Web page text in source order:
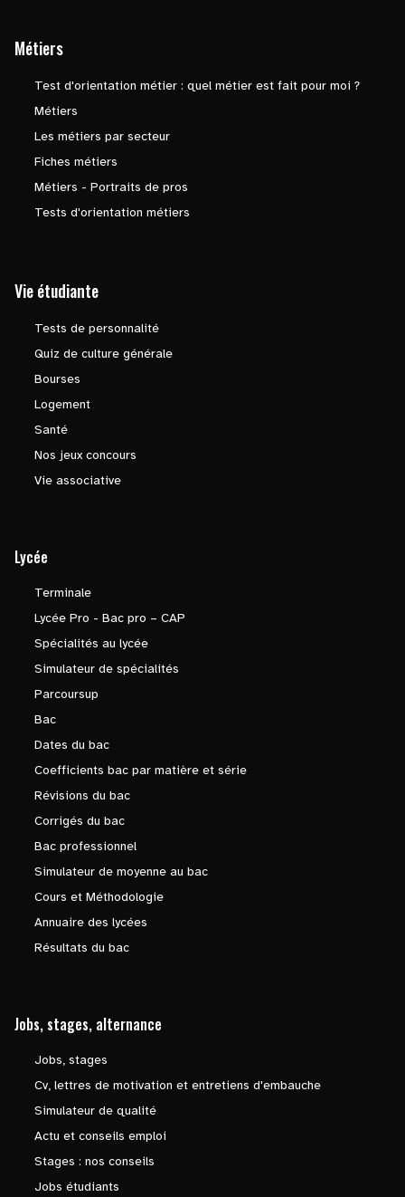
Métiers
Test d'orientation métier : quel métier est fait pour moi ?
Métiers
Les métiers par secteur
Fiches métiers
Métiers - Portraits de pros
Tests d'orientation métiers
Vie étudiante
Tests de personnalité
Quiz de culture générale
Bourses
Logement
Santé
Nos jeux concours
Vie associative
Lycée
Terminale
Lycée Pro - Bac pro – CAP
Spécialités au lycée
Simulateur de spécialités
Parcoursup
Bac
Dates du bac
Coefficients bac par matière et série
Révisions du bac
Corrigés du bac
Bac professionnel
Simulateur de moyenne au bac
Cours et Méthodologie
Annuaire des lycées
Résultats du bac
Jobs, stages, alternance
Jobs, stages
Cv, lettres de motivation et entretiens d'embauche
Simulateur de qualité
Actu et conseils emploi
Stages : nos conseils
Jobs étudiants